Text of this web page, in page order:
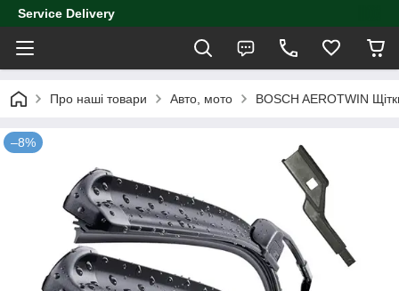
Service Delivery
Про наші товари Авто, мото BOSCH AEROTWIN
–8%